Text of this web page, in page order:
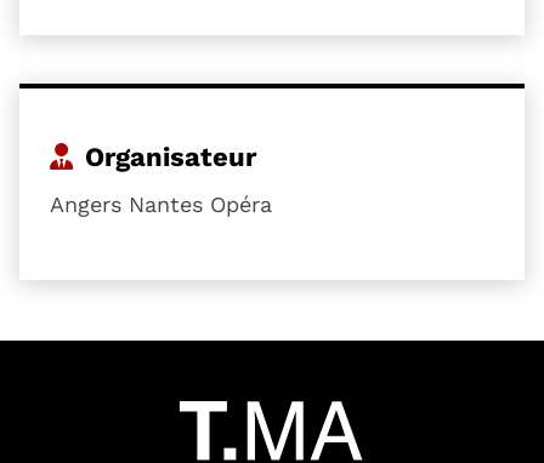
Organisateur
Angers Nantes Opéra